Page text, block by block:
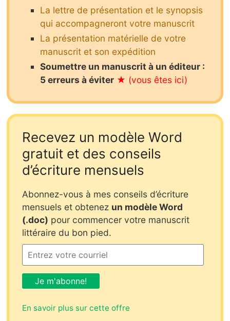
La lettre de présentation et le synopsis
qui accompagneront votre manuscrit
La présentation matérielle de votre
manuscrit et son expédition
Soumettre un manuscrit à un éditeur :
5 erreurs à éviter
Recevez un modèle Word
gratuit et des conseils
d’écriture mensuels
Abonnez-vous à mes conseils d’écriture
mensuels et obtenez un modèle Word
(.doc) pour commencer votre manuscrit
littéraire du bon pied.
En savoir plus sur cette offre